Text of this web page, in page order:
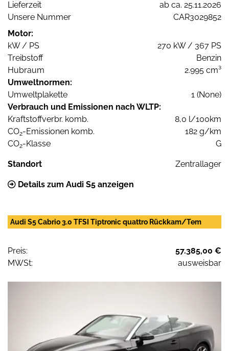
Lieferzeit
ab ca. 25.11.2026
Unsere Nummer
CAR3029852
Motor:
kW / PS
270 kW / 367 PS
Treibstoff
Benzin
Hubraum
2.995 cm³
Umweltnormen:
Umweltplakette
1 (None)
Verbrauch und Emissionen nach WLTP:
Kraftstoffverbr. komb.
8,0 l/100km
CO2-Emissionen komb.
182 g/km
CO2-Klasse G
Standort Zentrallager
Details zum Audi S5 anzeigen
Audi S5 Cabrio 3.0 TFSI Tiptronic quattro Rückkam/Tem
Preis:
57.385,00 €
MWSt:
ausweisbar